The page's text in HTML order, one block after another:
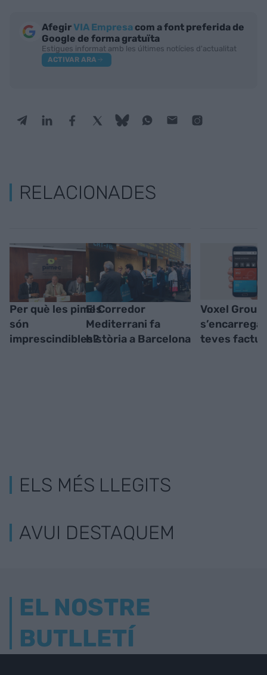
AfegirVIA Empresa com a font preferida de
Google de forma gratuïta
Estigues informat amb les últimes notícies d'actualitat
ACTIVAR ARA
RELACIONADES
Per què les pimes
són
imprescindibles?
El Corredor
Mediterrani fa
història a Barcelona
Voxel Group
s’encarrega
teves
ELS MÉS LLEGITS
AVUI DESTAQUEM
EL NOSTRE
BUTLLETÍ